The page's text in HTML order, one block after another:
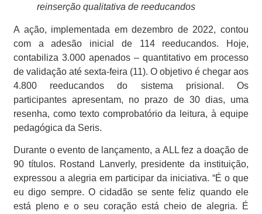
reinserção qualitativa de reeducandos
A ação, implementada em dezembro de 2022, contou
com a adesão inicial de 114 reeducandos. Hoje,
contabiliza 3.000 apenados – quantitativo em processo
de validação até sexta-feira (11). O objetivo é chegar aos
4.800 reeducandos do sistema prisional. Os
participantes apresentam, no prazo de 30 dias, uma
resenha, como texto comprobatório da leitura, à equipe
pedagógica da Seris.
Durante o evento de lançamento, a ALL fez a doação de
90 títulos. Rostand Lanverly, presidente da instituição,
expressou a alegria em participar da iniciativa. “É o que
eu digo sempre. O cidadão se sente feliz quando ele
está pleno e o seu coração está cheio de alegria. É